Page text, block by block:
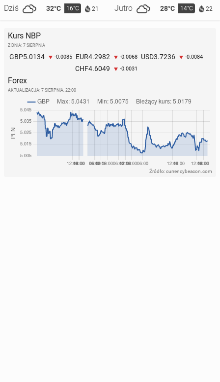
Dziś 32°C 16°C 21 Jutro 28°C 14°C 22
Kurs NBP
Z DNIA: 7 SIERPNIA
GBP5.0134 -0.0085 EUR4.2982 -0.0068 USD3.7236 -0.0084
CHF4.6049 -0.0031
Forex
AKTUALIZACJA: 7 SIERPNIA, 22:00
Źródło: currencybeacon.com